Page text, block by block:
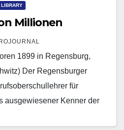
Millionen
1899 in Regensburg,
Der Regensburger
für
ausgewiesener Kenner der